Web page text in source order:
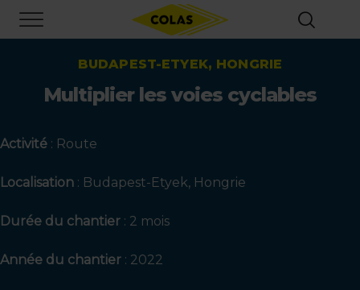
contenu
principal
BUDAPEST-ETYEK, HONGRIE
Multiplier les voies cyclables
Activité : Route
Localisation : Budapest-Etyek, Hongrie
Durée du chantier : 2 mois
Année du chantier : 2022